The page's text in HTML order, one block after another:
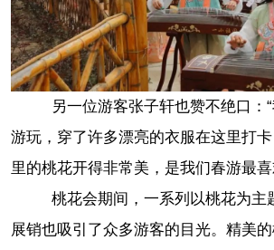
另一位游客张子轩也赞不绝口：“
游玩，穿了许多漂亮的衣服在这里打
里的桃花开得非常美，是我们春游最
桃花会期间，一系列以桃花为主
展销也吸引了众多游客的目光。精美的